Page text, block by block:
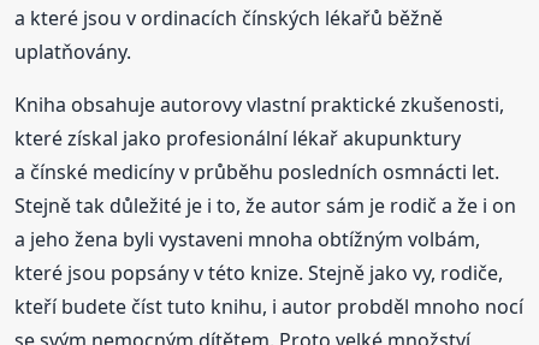
a které jsou v ordinacích čínských lékařů běžně
uplatňovány.
Kniha obsahuje autorovy vlastní praktické zkušenosti,
které získal jako profesionální lékař akupunktury
a čínské medicíny v průběhu posledních osmnácti let.
Stejně tak důležité je i to, že autor sám je rodič a že i on
a jeho žena byli vystaveni mnoha obtížným volbám,
které jsou popsány v této knize. Stejně jako vy, rodiče,
kteří budete číst tuto knihu, i autor probděl mnoho nocí